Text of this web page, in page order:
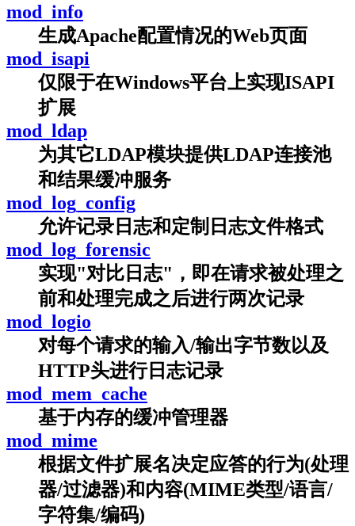
mod_info
生成Apache配置情况的Web页面
mod_isapi
仅限于在Windows平台上实现ISAPI
扩展
mod_ldap
为其它LDAP模块提供LDAP连接池
和结果缓冲服务
mod_log_config
允许记录日志和定制日志文件格式
mod_log_forensic
实现"对比日志"，即在请求被处理之
前和处理完成之后进行两次记录
mod_logio
对每个请求的输入/输出字节数以及
HTTP头进行日志记录
mod_mem_cache
基于内存的缓冲管理器
mod_mime
根据文件扩展名决定应答的行为(处理
器/过滤器)和内容(MIME类型/语言/
字符集/编码)